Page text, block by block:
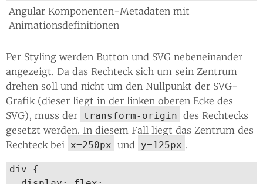
Angular Komponenten-Metadaten mit
Animationsdefinitionen
Per Styling werden Button und SVG nebeneinander
angezeigt. Da das Rechteck sich um sein Zentrum
drehen soll und nicht um den Nullpunkt der SVG-
Grafik (dieser liegt in der linken oberen Ecke des
SVG), muss der transform-origin des Rechtecks
gesetzt werden. In diesem Fall liegt das Zentrum des
Rechteck bei x=250px und y=125px .
div {